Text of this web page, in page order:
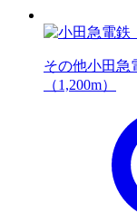
その他小田急
（1,200m）